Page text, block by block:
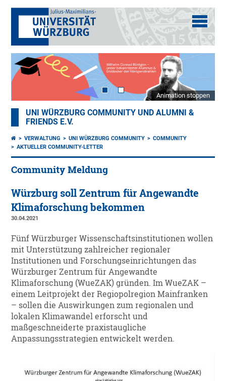
Animation stoppen
UNI WÜRZBURG COMMUNITY UND ALUMNI &
FRIENDS E.V.
VERWALTUNG UNI WÜRZBURG COMMUNITY
COMMUNITY
AKTUELLER COMMUNITY-LETTER
Community Meldung
Würzburg soll Zentrum für Angewandte
Klimaforschung bekommen
30.04.2021
Fünf Würzburger Wissenschaftsinstitutionen wollen
mit Unterstützung zahlreicher regionaler
Institutionen und Forschungseinrichtungen das
Würzburger Zentrum für Angewandte
Klimaforschung (WueZAK) gründen. Im WueZAK –
einem Leitprojekt der Regiopolregion Mainfranken
– sollen die Auswirkungen zum regionalen und
lokalen Klimawandel erforscht und
maßgeschneiderte praxistaugliche
Anpassungsstrategien entwickelt werden.